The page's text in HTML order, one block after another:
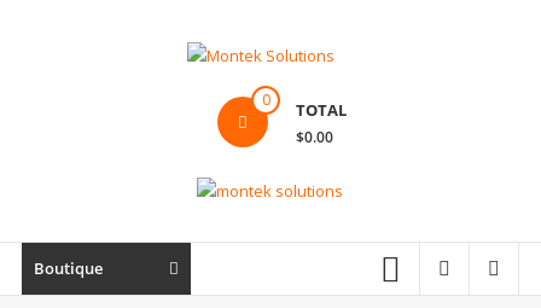
Ordinateur,
0 TOTAL
$0.00
Boutique